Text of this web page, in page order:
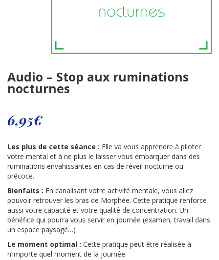
Audio – Stop aux ruminations
nocturnes
6,95€
Les plus de cette séance : Elle va vous apprendre à piloter
votre mental et à ne plus le laisser vous embarquer dans des
ruminations envahissantes en cas de réveil nocturne ou
précoce.
Bienfaits : En canalisant votre activité mentale, vous allez
pouvoir retrouver les bras de Morphée. Cette pratique renforce
aussi votre capacité et votre qualité de concentration. Un
bénéfice qui pourra vous servir en journée (examen, travail dans
un espace paysagé…)
Le moment optimal : Cette pratique peut être réalisée à
n’importe quel moment de la journée.